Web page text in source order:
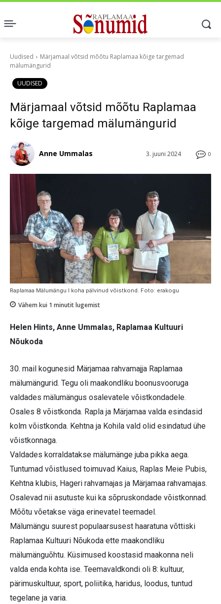
Uudised
Märjamaal võtsid mõõtu Raplamaa kõige targemad
mälumängurid
UUDISED
Märjamaal võtsid mõõtu Raplamaa
kõige targemad mälumängurid
0
3. juuni 2024
Anne Ummalas
Raplamaa Mälumängu I koha pälvinud võistkond. Foto: erakogu
Vähem kui 1 minutit lugemist
Helen Hints, Anne Ummalas, Raplamaa Kultuuri
Nõukoda
30. mail kogunesid Märjamaa rahvamajja Raplamaa
mälumängurid. Tegu oli maakondliku boonusvooruga
valdades mälumängus osalevatele võistkondadele.
Osales 8 võistkonda. Rapla ja Märjamaa valda esindasid
kolm võistkonda. Kehtna ja Kohila vald olid esindatud ühe
võistkonnaga.
Valdades korraldatakse mälumänge juba pikka aega.
Tuntumad võistlused toimuvad Kaius, Raplas Meie Pubis,
Kehtna klubis, Hageri rahvamajas ja Märjamaa rahvamajas.
Osalevad nii asutuste kui ka sõpruskondade võistkonnad.
Mõõtu võetakse väga erinevatel teemadel.
Mälumängu suurest populaarsusest haaratuna võttiski
Raplamaa Kultuuri Nõukoda ette maakondliku
mälumänguõhtu. Küsimused koostasid maakonna neli
valda enda kohta ise. Teemavaldkondi oli 8: kultuur,
pärimuskultuur, sport, poliitika, haridus, loodus, tuntud
tegelane ja varia.